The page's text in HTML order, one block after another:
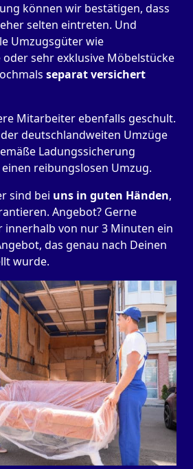
können wir bestätigen, dass
selten eintreten. Und
Umzugsgüter wie
sehr exklusive Möbelstücke
separat versichert
Mitarbeiter ebenfalls geschult.
deutschlandweiten Umzüge
Ladungssicherung
reibungslosen Umzug.
sind bei uns in guten Händen,
Angebot? Gerne
innerhalb von nur 3 Minuten ein
das genau nach Deinen
wurde.